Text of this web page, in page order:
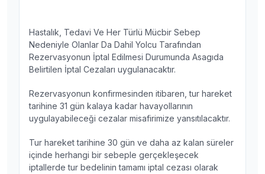
Hastalık, Tedavi Ve Her Türlü Mücbir Sebep
Nedeniyle Olanlar Da Dahil Yolcu Tarafından
Rezervasyonun İptal Edilmesi Durumunda Asagıda
Belirtilen İptal Cezaları uygulanacaktır.
Rezervasyonun konfirmesinden itibaren, tur hareket
tarihine 31 gün kalaya kadar havayollarının
uygulayabileceği cezalar misafirimize yansıtılacaktır.
Tur hareket tarihine 30 gün ve daha az kalan süreler
içinde herhangi bir sebeple gerçekleşecek
iptallerde tur bedelinin tamamı iptal cezası olarak